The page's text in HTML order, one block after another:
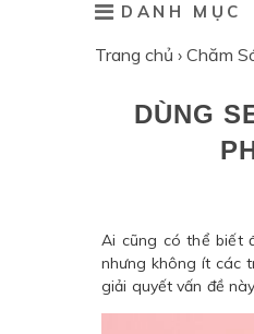
DANH MỤC
Trang chủ › Chăm
DÙNG
Ai cũng có thể biết
nhưng không ít các
giải quyết vấn đề